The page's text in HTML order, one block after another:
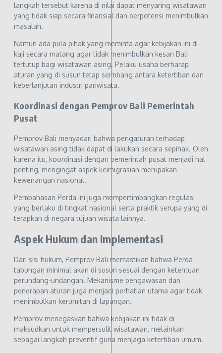
langkah tersebut karena di nilai dapat menyaring wisatawan
yang tidak siap secara finansial dan berpotensi menimbulkan
masalah.
Namun ada pula pihak yang meminta agar kebijakan ini di
kaji secara matang agar tidak menimbulkan kesan Bali
tertutup bagi wisatawan asing. Pelaku usaha berharap
aturan yang di susun tetap seimbang antara ketertiban dan
keberlanjutan industri pariwisata.
Koordinasi dengan Pemprov Bali Pemerintah
Pusat
Pemprov Bali menyadari bahwa pengaturan terhadap
wisatawan asing tidak dapat di lakukan secara sepihak. Oleh
karena itu, koordinasi dengan pemerintah pusat menjadi hal
penting, mengingat aspek keimigrasian merupakan
kewenangan nasional.
Pembahasan Perda ini juga mempertimbangkan regulasi
yang berlaku di tingkat nasional serta praktik serupa yang di
terapkan di negara tujuan wisata lainnya.
Aspek Hukum dan Implementasi
Dari sisi hukum, Pemprov Bali memastikan bahwa Perda
tabungan minimal akan di susun sesuai dengan ketentuan
perundang-undangan. Mekanisme pengawasan dan
penerapan aturan juga menjadi perhatian utama agar tidak
menimbulkan kerumitan di lapangan.
Pemprov menegaskan bahwa kebijakan ini tidak di
maksudkan untuk mempersulit wisatawan, melainkan
sebagai langkah preventif guna menjaga ketertiban umum.